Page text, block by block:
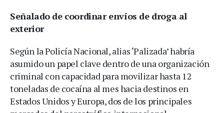
Señalado de coordinar envíos de droga al
exterior
Según la Policía Nacional, alias ‘Palizada’ habría
asumido un papel clave dentro de una organización
criminal con capacidad para movilizar hasta 12
toneladas de cocaína al mes hacia destinos en
Estados Unidos y Europa, dos de los principales